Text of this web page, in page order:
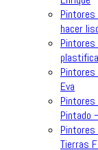
Pintores
hacer
Pintores
Pintores
Eva
Pintores
Pintado
Pintores
Tierras